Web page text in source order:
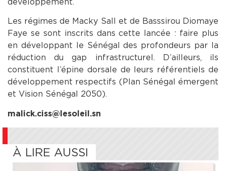
Les régimes de Macky Sall et de Basssirou Diomaye
Faye se sont inscrits dans cette lancée : faire plus
en développant le Sénégal des profondeurs par la
réduction du gap infrastructurel. D’ailleurs, ils
constituent l’épine dorsale de leurs référentiels de
développement respectifs (Plan Sénégal émergent
et Vision Sénégal 2050).
malick.ciss@lesoleil.sn
À LIRE AUSSI